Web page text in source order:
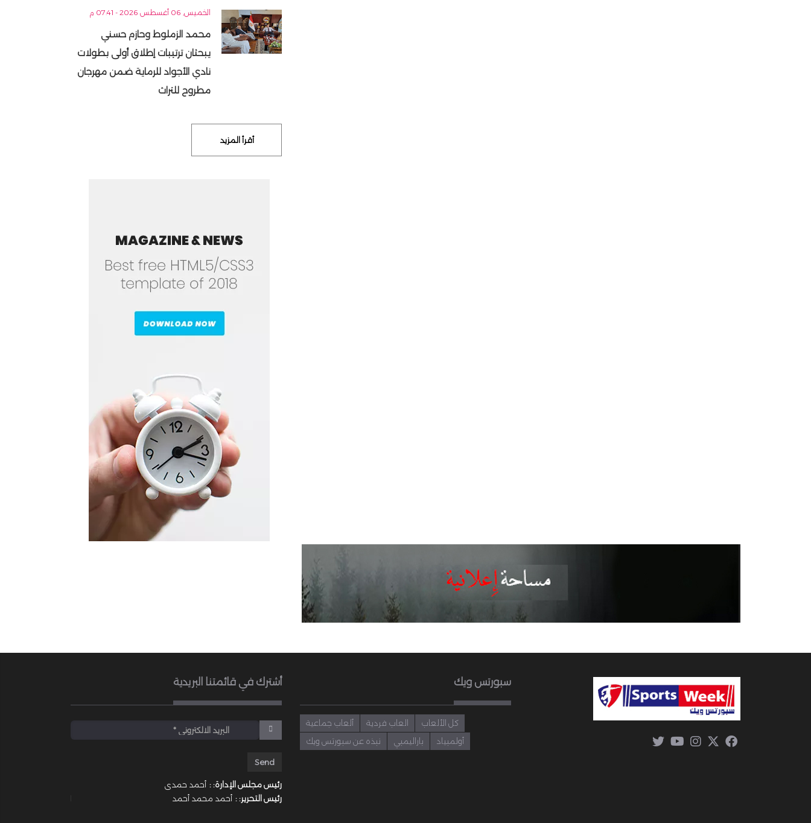
الخميس, 06 أغسطس 2026 - 07:41 م
محمد الزملوط وحازم حسني
يبحثان ترتيبات إطلاق أولى بطولات
نادي الأجواد للرماية ضمن مهرجان
مطروح للتراث
أقرأ المزيد
سبورتس ويك
ألعاب جماعية العاب فردية
كل الألعاب
نبذه عن سبورتس ويك
باراليمبي أولمبياد
أشترك في قائمتنا البريدية
رئيس مجلس الإدارة: : أحمد حمدى
رئيس التحرير: : أحمد محمد أحمد